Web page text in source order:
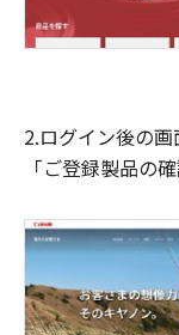
2.ログイン後の画
「ご登録製品の